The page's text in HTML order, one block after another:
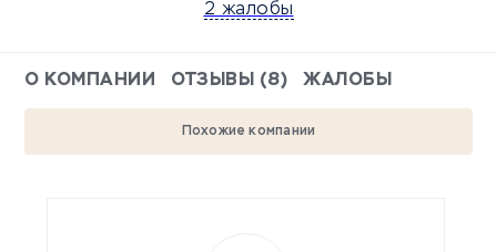
2 жалобы
О КОМПАНИИ ОТЗЫВЫ (8) ЖАЛОБЫ
Похожие компании